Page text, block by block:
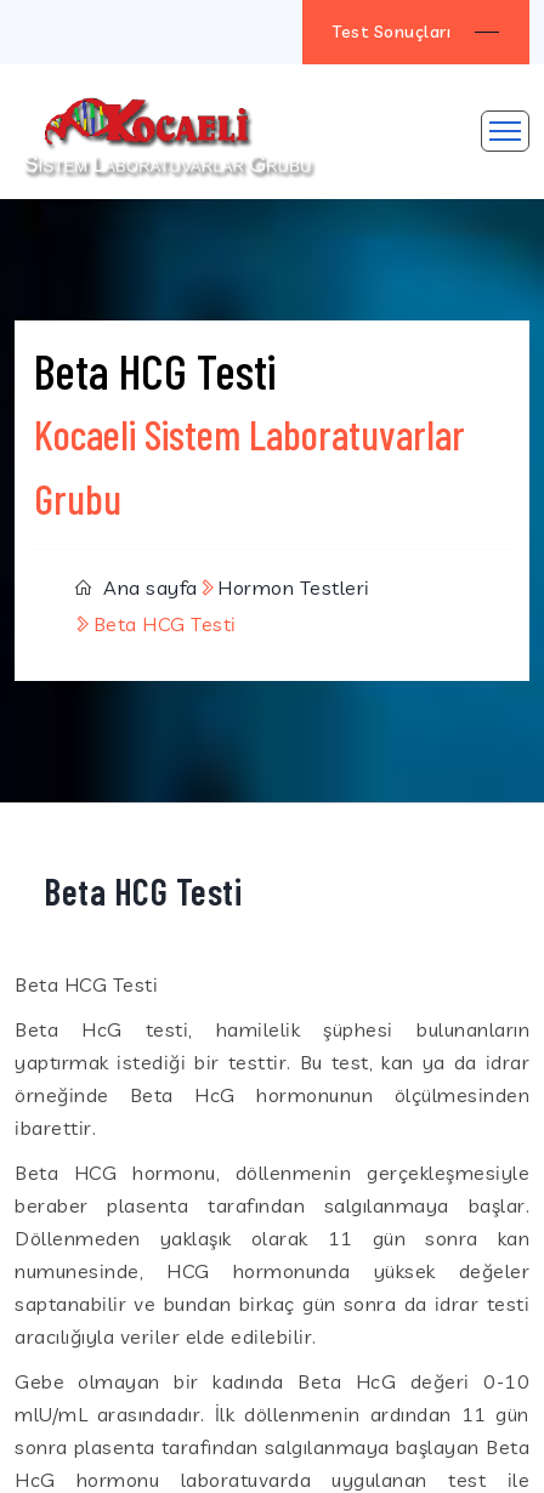
Test Sonuçları
Beta HCG Testi
Kocaeli Sistem Laboratuvarlar
Grubu
Ana sayfa
Hormon Testleri
Beta HCG Testi
Beta HCG Testi
Beta HCG Testi
Beta HcG testi, hamilelik şüphesi bulunanların
yaptırmak istediği bir testtir. Bu test, kan ya da idrar
örneğinde Beta HcG hormonunun ölçülmesinden
ibarettir.
Beta HCG hormonu, döllenmenin gerçekleşmesiyle
beraber plasenta tarafından salgılanmaya başlar.
Döllenmeden yaklaşık olarak 11 gün sonra kan
numunesinde, HCG hormonunda yüksek değeler
saptanabilir ve bundan birkaç gün sonra da idrar testi
aracılığıyla veriler elde edilebilir.
Gebe olmayan bir kadında Beta HcG değeri 0-10
mlU/mL arasındadır. İlk döllenmenin ardından 11 gün
sonra plasenta tarafından salgılanmaya başlayan Beta
HcG hormonu laboratuvarda uygulanan test ile